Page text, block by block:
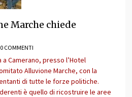
Marche chiede
0 COMMENTI
a Camerano, presso l’Hotel
Alluvione Marche, con la
di tutte le forze politiche.
è quello di ricostruire le aree